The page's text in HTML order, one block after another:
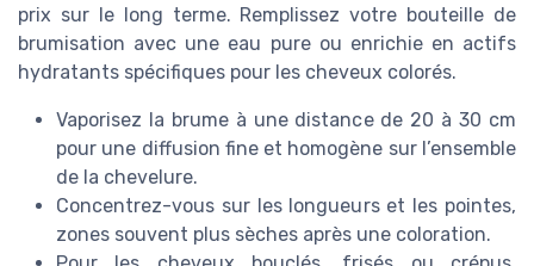
prix sur le long terme. Remplissez votre bouteille de
brumisation avec une eau pure ou enrichie en actifs
hydratants spécifiques pour les cheveux colorés.
Vaporisez la brume à une distance de 20 à 30 cm
pour une diffusion fine et homogène sur l’ensemble
de la chevelure.
Concentrez-vous sur les longueurs et les pointes,
zones souvent plus sèches après une coloration.